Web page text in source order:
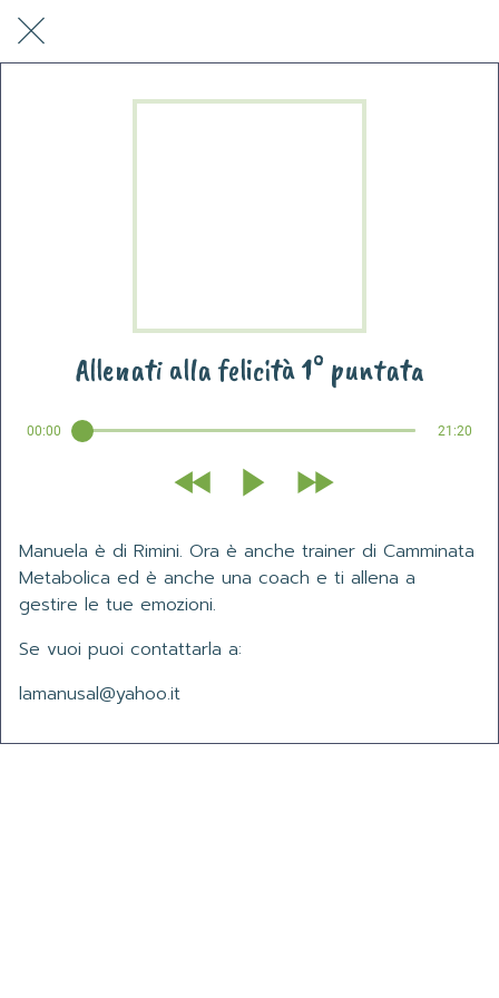
Allenati alla felicità 1° puntata
00:00 21:20
Manuela è di Rimini. Ora è anche trainer di Camminata
Metabolica ed è anche una coach e ti allena a
gestire le tue emozioni.
Se vuoi puoi contattarla a:
lamanusal@yahoo.it